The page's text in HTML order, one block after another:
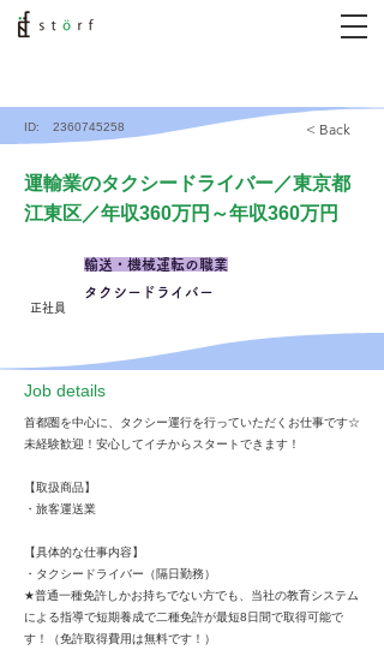
ID: 2360745258 < Back
運輸業のタクシードライバー／東京都
江東区／年収360万円～年収360万円
正社員
輸送・機械運転の職業
タクシードライバー
​Job details
首都圏を中心に、タクシー運行を行っていただくお仕事です☆
未経験歓迎！安心してイチからスタートできます！
【取扱商品】
・旅客運送業
【具体的な仕事内容】
・タクシードライバー（隔日勤務）
★普通一種免許しかお持ちでない方でも、当社の教育システム
による指導で短期養成で二種免許が最短8日間で取得可能で
す！（免許取得費用は無料です！）